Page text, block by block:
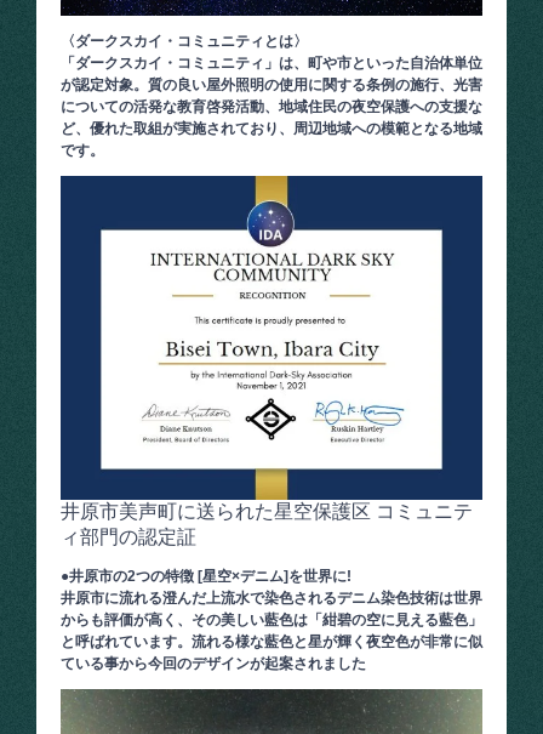
〈ダークスカイ・コミュニティとは〉
「ダークスカイ・コミュニティ」は、町や市といった自治体単位
が認定対象。質の良い屋外照明の使用に関する条例の施行、光害
についての活発な教育啓発活動、地域住民の夜空保護への支援な
ど、優れた取組が実施されており、周辺地域への模範となる地域
です。
井原市美声町に送られた星空保護区 コミュニテ
ィ部門の認定証
●井原市の2つの特徴 [星空×デニム]を世界に!
井原市に流れる澄んだ上流水で染色されるデニム染色技術は世界
からも評価が高く、その美しい藍色は「紺碧の空に見える藍色」
と呼ばれています。流れる様な藍色と星が輝く夜空色が非常に似
ている事から今回のデザインが起案されました